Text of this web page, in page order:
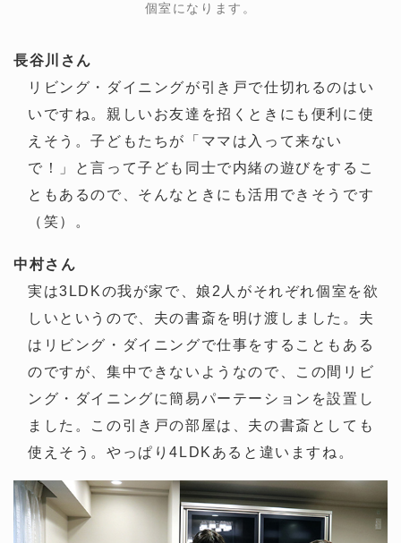
個室になります。
長谷川さん
リビング・ダイニングが引き戸で仕切れるのはい
いですね。親しいお友達を招くときにも便利に使
えそう。子どもたちが「ママは入って来ない
で！」と言って子ども同士で内緒の遊びをするこ
ともあるので、そんなときにも活用できそうです
（笑）。
中村さん
実は3LDKの我が家で、娘2人がそれぞれ個室を欲
しいというので、夫の書斎を明け渡しました。夫
はリビング・ダイニングで仕事をすることもある
のですが、集中できないようなので、この間リビ
ング・ダイニングに簡易パーテーションを設置し
ました。この引き戸の部屋は、夫の書斎としても
使えそう。やっぱり4LDKあると違いますね。